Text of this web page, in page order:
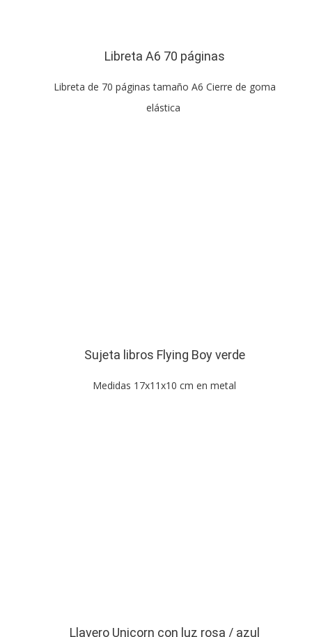
Libreta A6 70 páginas
Libreta de 70 páginas tamaño A6 Cierre de goma
elástica
Sujeta libros Flying Boy verde
Medidas 17x11x10 cm en metal
Llavero Unicorn con luz rosa / azul